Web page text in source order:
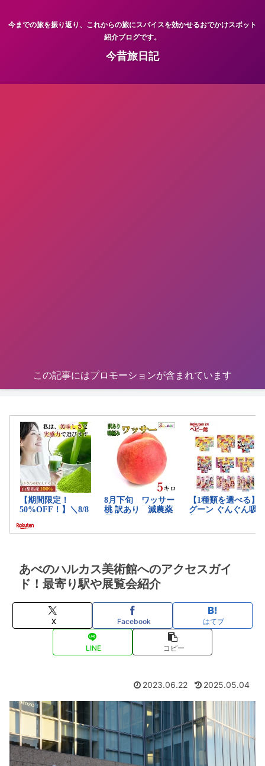
今までの旅を振り返り、これからの旅にスパイスを効かせるおでかけスポット
紹介ブログです。
今昔旅日記
この記事にはプロモーションが含まれています
あべのハルカス美術館へのアクセスガイ
ド！最寄り駅や展覧会紹介
X Facebook はてブ
LINE コピー
2023.06.22 2025.05.04